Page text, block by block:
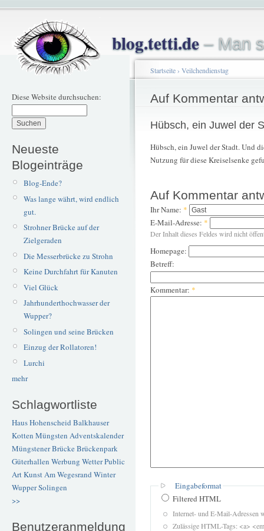
blog.tetti.de– Man
Diese Website durchsuchen:
Neueste
Blogeinträge
Blog-Ende?
Was lange währt, wird endlich
gut.
Strohner Brücke auf der
Zielgeraden
Die Messerbrücke zu Strohn
Keine Durchfahrt für Kanuten
Viel Glück
Jahrhunderthochwasser der
Wupper?
Solingen und seine Brücken
Einzug der Rollatoren!
Lurchi
mehr
Schlagwortliste
Haus Hohenscheid Balkhauser
Kotten Müngsten Adventskalender
Müngstener BrückeBrückenpark
Güterhallen Werbung WetterPublic
ArtKunstAm Wegesrand Winter
WupperSolingen
>>
Benutzeranmeldung
Startseite› Veilchendienstag
Auf Kommentar
Hübsch, ein Juwel der
Hübsch, ein Juwel der Stadt. Und
Nutzung für diese Kreiselsenke
Auf Kommentar
Ihr Name: *
E-Mail-Adresse: *
Der Inhalt dieses Feldes wird nicht
Homepage:
Betreff:
Kommentar: *
Eingabeformat
Filtered HTML
Internet- und E-Mail-Adressen
Zulässige HTML-Tags: <a>